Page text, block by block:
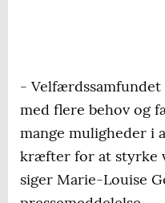
-
med flere behov og
mange muligheder i
kræfter for at styrke
siger Marie-Louise